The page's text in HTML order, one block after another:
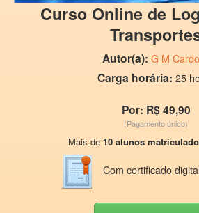
Curso Online de
Autor(a): G M
Carga horária: 25
Por: R$ 49,90
(Pagamento único)
Mais de 10 alunos
Com certificado